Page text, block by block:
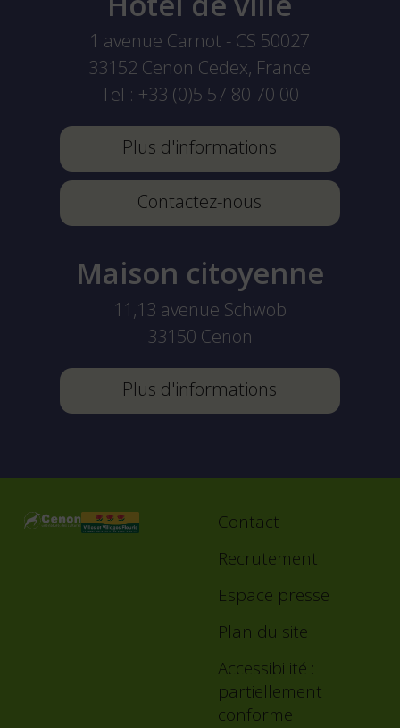
1 avenue Carnot - CS 50027
33152 Cenon Cedex, France
Tel : +33 (0)5 57 80 70 00
Plus d'informations
Contactez-nous
Maison citoyenne
11,13 avenue Schwob
33150 Cenon
Plus d'informations
Footer
Contact
Recrutement
Espace presse
Plan du site
Accessibilité :
partiellement
conforme